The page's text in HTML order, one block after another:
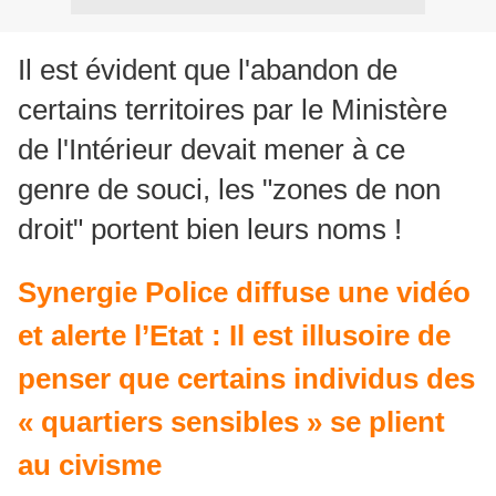
Il est évident que l'abandon de
certains territoires par le Ministère
de l'Intérieur devait mener à ce
genre de souci, les "zones de non
droit" portent bien leurs noms !
Synergie Police diffuse une vidéo
et alerte l’Etat : Il est illusoire de
penser que certains individus des
« quartiers sensibles » se plient
au civisme